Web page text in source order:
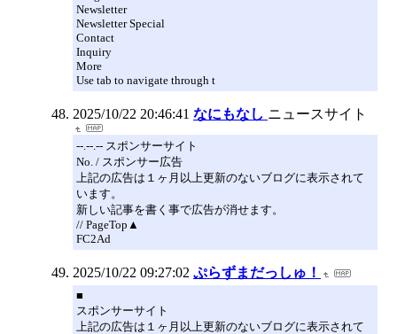
Newsletter
Newsletter Special
Contact
Inquiry
More
Use tab to navigate through t
2025/10/22 20:46:41 なにもなし ニュースサイト
--.--.-- スポンサーサイト
No. / スポンサー広告
上記の広告は１ヶ月以上更新のないブログに表示されて
います。
新しい記事を書く事で広告が消せます。
// PageTop▲
FC2Ad
2025/10/22 09:27:02 ぷらずまだっしゅ！
■
スポンサーサイト
上記の広告は１ヶ月以上更新のないブログに表示されて